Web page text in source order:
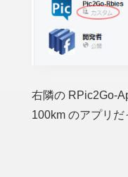
右隣の RPic2Go-
100km のアプリだ